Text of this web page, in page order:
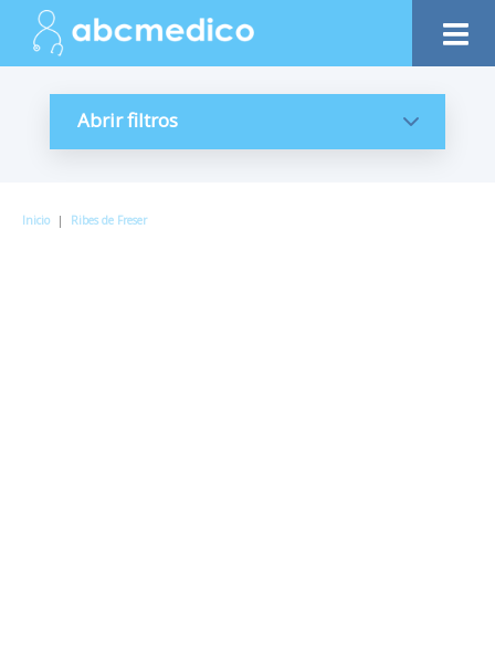
Abrir filtros
Inicio | Ribes de Freser